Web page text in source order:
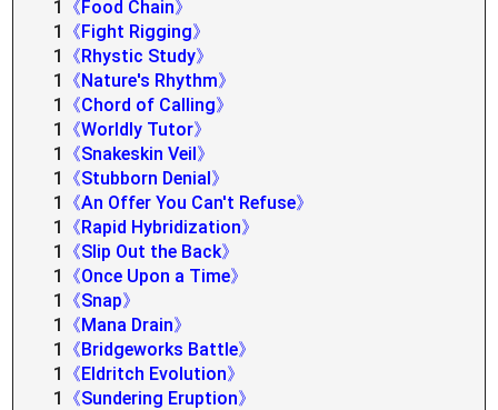
1
《Food Chain》
1
《Fight Rigging》
1
《Rhystic Study》
1
《Nature's Rhythm》
1
《Chord of Calling》
1
《Worldly Tutor》
1
《Snakeskin Veil》
1
《Stubborn Denial》
1
《An Offer You Can't Refuse》
1
《Rapid Hybridization》
1
《Slip Out the Back》
1
《Once Upon a Time》
1
《Snap》
1
《Mana Drain》
1
《Bridgeworks Battle》
1
《Eldritch Evolution》
1
《Sundering Eruption》